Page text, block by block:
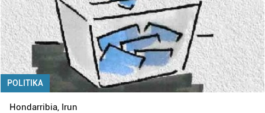
POLITIKA
Hondarribia, Irun